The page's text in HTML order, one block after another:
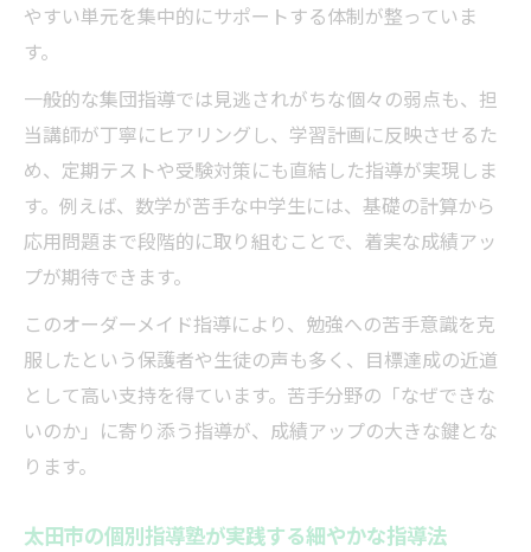
やすい単元を集中的にサポートする体制が整っていま
す。
一般的な集団指導では見逃されがちな個々の弱点も、担
当講師が丁寧にヒアリングし、学習計画に反映させるた
め、定期テストや受験対策にも直結した指導が実現しま
す。例えば、数学が苦手な中学生には、基礎の計算から
応用問題まで段階的に取り組むことで、着実な成績アッ
プが期待できます。
このオーダーメイド指導により、勉強への苦手意識を克
服したという保護者や生徒の声も多く、目標達成の近道
として高い支持を得ています。苦手分野の「なぜできな
いのか」に寄り添う指導が、成績アップの大きな鍵とな
ります。
太田市の個別指導塾が実践する細やかな指導法